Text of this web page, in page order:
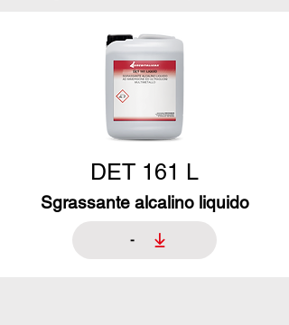
DET 161 L
Sgrassante alcalino liquido
-